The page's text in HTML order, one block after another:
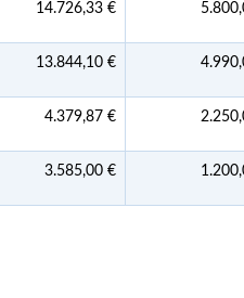
14.726,33 €
13.844,10 €
4.379,87 €
3.585,00 €